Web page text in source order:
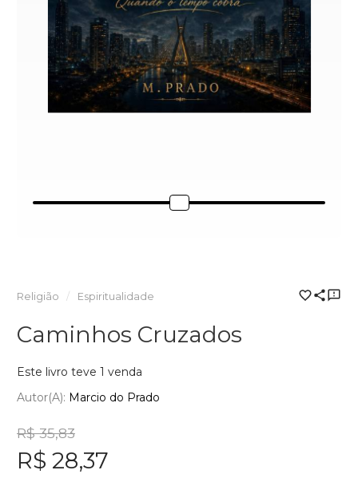
Religião Espiritualidade
Caminhos Cruzados
Este livro teve 1 venda
Autor(a): Marcio do Prado
R$ 35,83
R$ 28,37